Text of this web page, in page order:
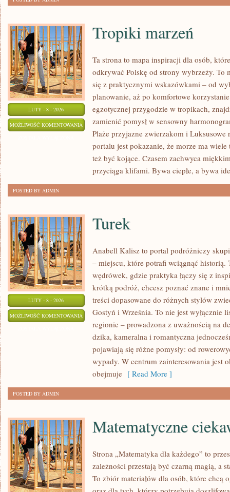
LUTY - 8 - 2026
MOŻLIWOŚĆ KOMENTOWANIA TROPIKI
MARZEŃ
Tropiki marzeń
Ta strona to mapa inspiracji dla osób,
odkrywać Polskę od strony wybrzeży. To
się z praktycznymi wskazówkami – od
planowanie, aż po komfortowe
egzotycznej przygodzie w tropikach,
zamienić pomysł w sensowny
Plaże przyjazne zwierzakom i Luksusowe
portalu jest pokazanie, że morze ma
też być kojące. Czasem zachwyca
przyciąga klifami. Bywa ciepłe, a bywa
POSTED BY ADMIN
LUTY - 8 - 2026
MOŻLIWOŚĆ KOMENTOWANIA TUREK
Turek
Anabell Kalisz to portal podróżniczy
– miejscu, które potrafi wciągnąć historią.
wędrówek, gdzie praktyka łączy się z
krótką podróż, chcesz poznać znane i
treści dopasowane do różnych stylów
Gostyń i Września. To nie jest wyłącznie
regionie – prowadzona z uważnością na
dzika, kameralna i romantyczna
pojawiają się różne pomysły: od
wypady. W centrum zainteresowania jest
obejmuje [ Read More ]
POSTED BY ADMIN
Matematyczne
Strona „Matematyka dla każdego” to
zależności przestają być czarną magią, a
To zbiór materiałów dla osób, które chcą